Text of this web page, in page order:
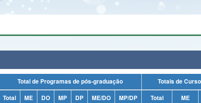
e dos Direitos Humanos
Banco Central do Brasil Planalto
Total de Programas de pós-graduação
Totais de
Total ME DO MP DP ME/DO MP/DP Total ME